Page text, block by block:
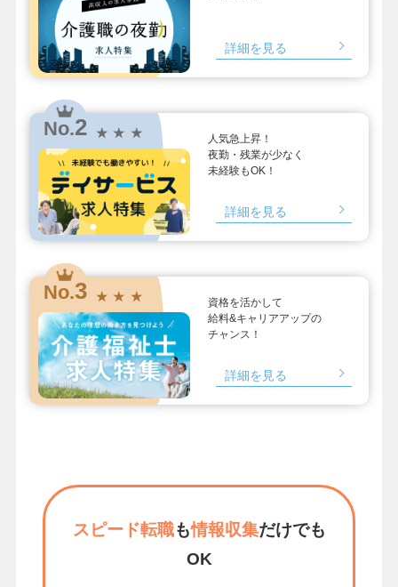
詳細を見る
No.2 ★ ★ ★
人気急上昇！
夜勤・残業が少なく
未経験もOK！
詳細を見る
No.3 ★ ★ ★
資格を活かして
給料&キャリアアップの
チャンス！
詳細を見る
スピード転職も情報収集だけでも
OK